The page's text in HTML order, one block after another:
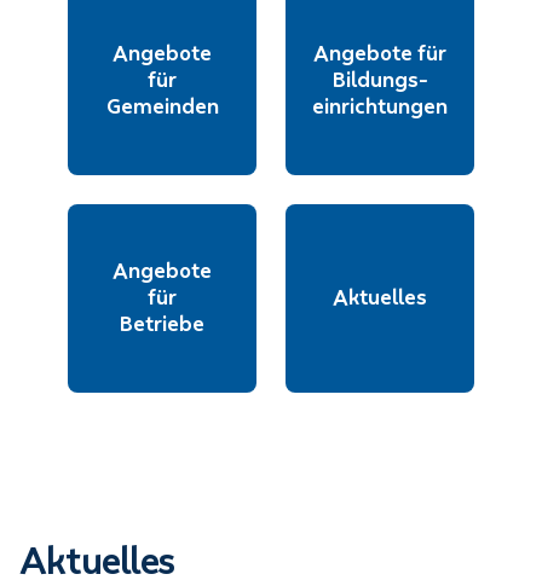
Angebote
für
Gemeinden
Angebote für
Bildungs-
einrichtungen
Angebote
für
Betriebe
Aktuelles
Aktuelles